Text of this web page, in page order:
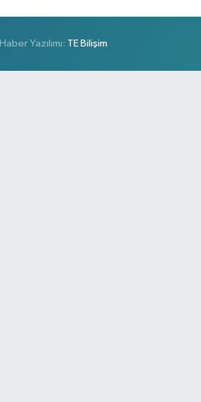
Haber Yazılımı: TE Bilişim